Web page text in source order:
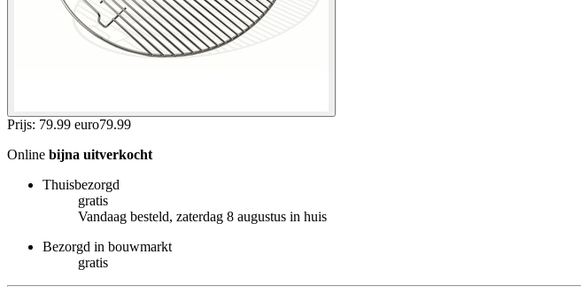
Prijs: 79.99 euro79.99
Online bijna uitverkocht
Thuisbezorgd
gratis
Vandaag besteld, zaterdag 8 augustus in huis
Bezorgd in bouwmarkt
gratis